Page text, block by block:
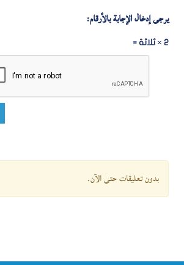
يرجى إدخال الإجابة بالأرقام:
2 × ثلاثة =
بدون تعليقات حتى الآن.